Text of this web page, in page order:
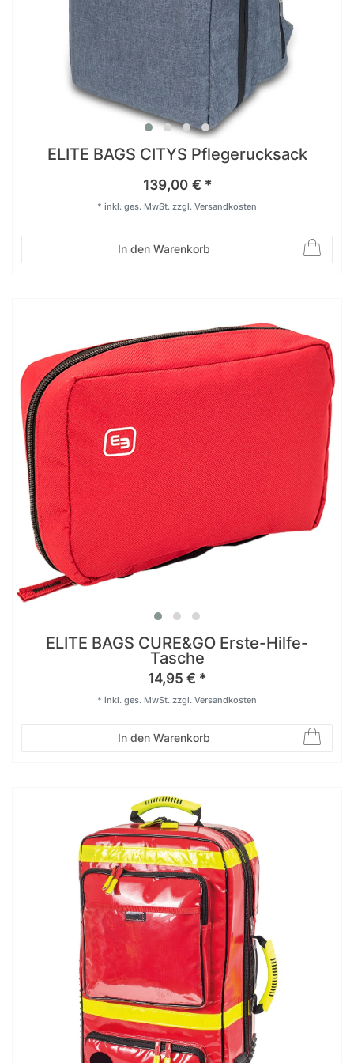
ELITE BAGS CITYS Pflegerucksack
139,00 € *
In den Warenkorb
* inkl. ges. MwSt. zzgl. Versandkosten
ELITE BAGS CURE&GO Erste-Hilfe-
Tasche
14,95 € *
In den Warenkorb
* inkl. ges. MwSt. zzgl. Versandkosten